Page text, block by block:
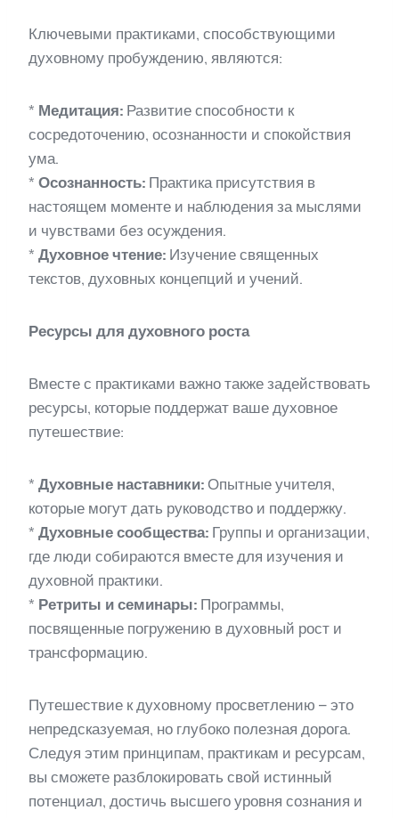
Ключевыми практиками, способствующими
духовному пробуждению, являются:
* Медитация: Развитие способности к
сосредоточению, осознанности и спокойствия
ума.
* Осознанность: Практика присутствия в
настоящем моменте и наблюдения за мыслями
и чувствами без осуждения.
* Духовное чтение: Изучение священных
текстов, духовных концепций и учений.
Ресурсы для духовного роста
Вместе с практиками важно также задействовать
ресурсы, которые поддержат ваше духовное
путешествие:
* Духовные наставники: Опытные учителя,
которые могут дать руководство и поддержку.
* Духовные сообщества: Группы и организации,
где люди собираются вместе для изучения и
духовной практики.
* Ретриты и семинары: Программы,
посвященные погружению в духовный рост и
трансформацию.
Путешествие к духовному просветлению – это
непредсказуемая, но глубоко полезная дорога.
Следуя этим принципам, практикам и ресурсам,
вы сможете разблокировать свой истинный
потенциал, достичь высшего уровня сознания и